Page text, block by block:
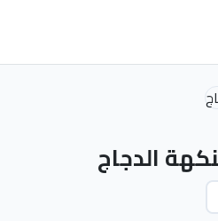
الدجاج